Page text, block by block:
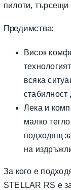
пилоти,
Предимства:
Висок
всяка
Лека и
малко
подходящ
на
За кого е
STELLAR RS е